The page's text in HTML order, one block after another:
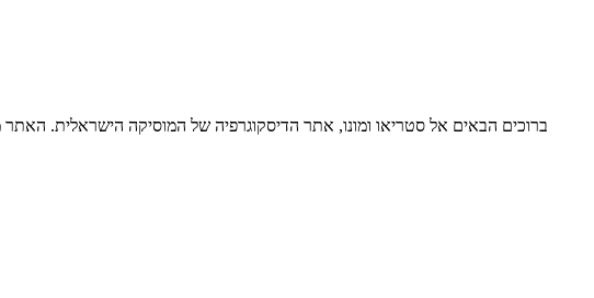
ברוכים הבאים אל סטריאו ומונו, אתר הדיסקוגרפיה של המוסיקה הישראלית.